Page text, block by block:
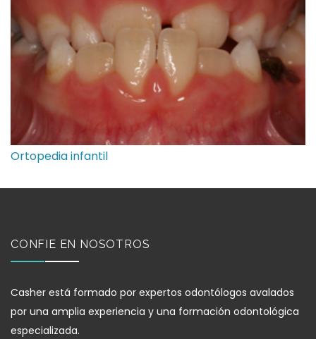
Ortopedia infantil
CONFIE EN NOSOTROS
Casher está formado por expertos odontólogos avalados
por una amplia experiencia y una formación odontológica
especializada.